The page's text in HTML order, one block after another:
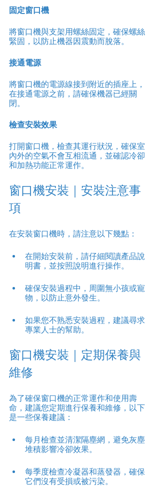
固定窗口機
將窗口機與支架用螺絲固定，確保螺絲
緊固，以防止機器因震動而脫落。
接通電源
將窗口機的電源線接到附近的插座上，
在接通電源之前，請確保機器已經關
閉。
檢查安裝效果
打開窗口機，檢查其運行狀況，確保室
內外的空氣不會互相流通，並確認冷卻
和加熱功能正常運作。
窗口機安裝｜安裝注意事
項
在安裝窗口機時，請注意以下幾點：
在開始安裝前，請仔細閱讀產品說
明書，並按照說明進行操作。
確保安裝過程中，周圍無小孩或寵
物，以防止意外發生。
如果您不熟悉安裝過程，建議尋求
專業人士的幫助。
窗口機安裝｜定期保養與
維修
為了確保窗口機的正常運作和使用壽
命，建議您定期進行保養和維修，以下
是一些保養建議：
每月檢查並清潔隔塵網，避免灰塵
堆積影響冷卻效果。
每季度檢查冷凝器和蒸發器，確保
它們沒有受損或被污染。